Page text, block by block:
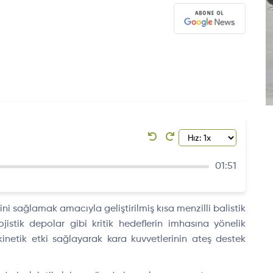
01:51
sağlamak amacıyla geliştirilmiş kısa menzilli balistik
depolar gibi kritik hedeflerin imhasına yönelik
etki sağlayarak kara kuvvetlerinin ateş destek